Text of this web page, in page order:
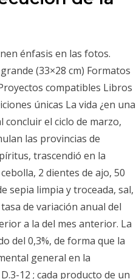
énfasis en las fotos.
(33×28 cm) Formatos
compatibles Libros
únicas La vida ¿en una
concluir el ciclo de marzo,
las provincias de
trascendió en la
2 dientes de ajo, 50
sepia limpia y troceada, sal,
de variación anual del
a la del mes anterior. La
del 0,3%, de forma que la
general en la
12 ; cada producto de un